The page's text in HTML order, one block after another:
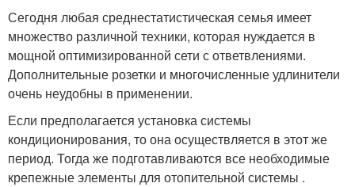
Сегодня любая среднестатистическая семья имеет
множество различной техники, которая нуждается в
мощной оптимизированной сети с ответвлениями.
Дополнительные розетки и многочисленные удлинители
очень неудобны в применении.
Если предполагается установка системы
кондиционирования, то она осуществляется в этот же
период. Тогда же подготавливаются все необходимые
крепежные элементы для отопительной системы .